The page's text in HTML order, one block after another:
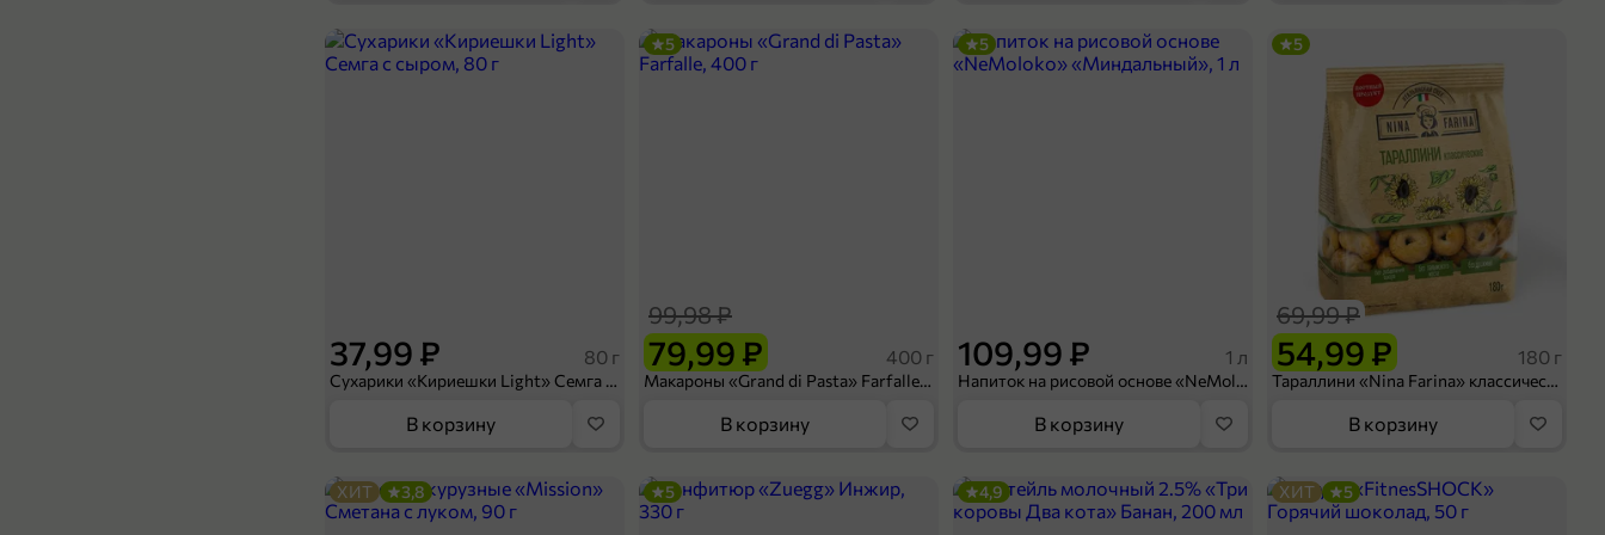
37,99 ₽ 80 г
Сухарики «Кириешки Light» Семга с сыром, 80 г
В корзину
79,99 ₽
99,98 ₽
400 г
Макароны «Grand di Pasta» Farfalle, 400 г
5
В корзину
109,99 ₽ 1 л
Напиток на рисовой основе «NeMoloko» «Миндальный», 1 л
5
В корзину
54,99 ₽
69,99 ₽
180 г
Тараллини «Nina Farina» классические, 180 г
5
В корзину
ХИТ 3,8 5 4,9 ХИТ 5